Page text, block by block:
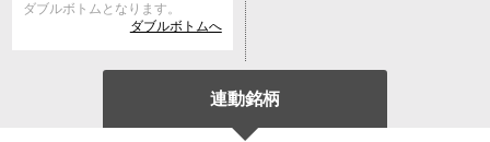
ダブルボトムとなります。
ダブルボトムへ
連動銘柄